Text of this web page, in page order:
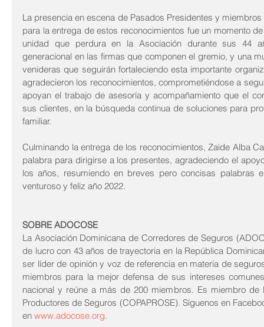
La presencia en escena de Pasados Presidentes y
para la entrega de estos reconocimientos fue un momento
unidad que perdura en la Asociación durante sus 44
generacional en las firmas que componen el gremio, y una
venideras que seguirán fortaleciendo esta importante
agradecieron los reconocimientos, comprometiéndose a
apoyan el trabajo de asesoría y acompañamiento que el
sus clientes, en la búsqueda continua de soluciones para
familiar.
Culminando la entrega de los reconocimientos, Zaide Alba
palabra para dirigirse a los presentes, agradeciendo el
los años, resumiendo en breves pero concisas palabras
venturoso y feliz año 2022.
SOBRE ADOCOSE
La Asociación Dominicana de Corredores de Seguros
de lucro con 43 años de trayectoria en la República
ser líder de opinión y voz de referencia en materia de
miembros para la mejor defensa de sus intereses
nacional y reúne a más de 200 miembros. Es miembro de
Productores de Seguros (COPAPROSE). Síguenos en
en www.adocose.org.